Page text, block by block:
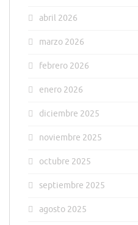
abril 2026
marzo 2026
febrero 2026
enero 2026
diciembre 2025
noviembre 2025
octubre 2025
septiembre 2025
agosto 2025